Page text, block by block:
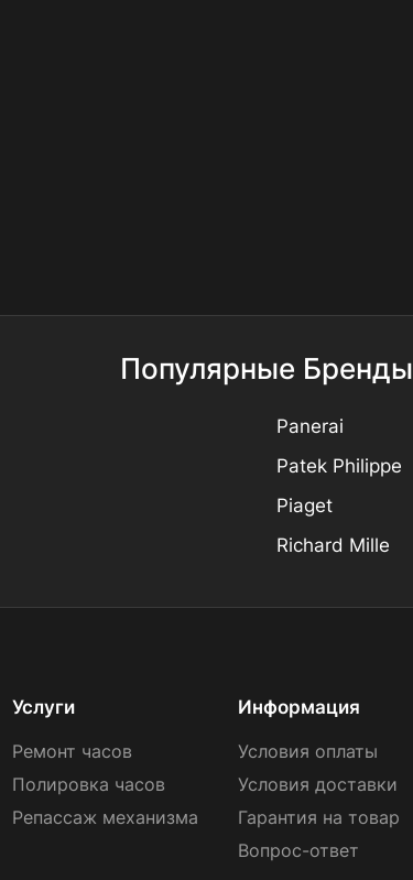
Популярные Бренды
Panerai
Patek Philippe
Piaget
Richard Mille
Услуги
Ремонт часов
Полировка часов
Репассаж механизма
Информация
Условия оплаты
Условия доставки
Гарантия на товар
Вопрос-ответ